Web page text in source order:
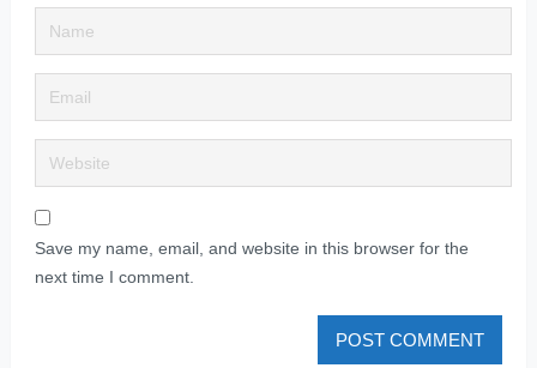
Save my name, email, and website in this browser for the
next time I comment.